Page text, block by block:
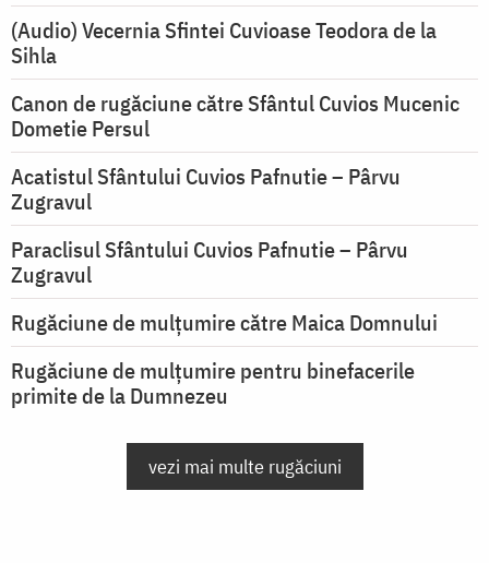
(Audio) Vecernia Sfintei Cuvioase Teodora de la
Sihla
Canon de rugăciune către Sfântul Cuvios Mucenic
Dometie Persul
Acatistul Sfântului Cuvios Pafnutie – Pârvu
Zugravul
Paraclisul Sfântului Cuvios Pafnutie – Pârvu
Zugravul
Rugăciune de mulţumire către Maica Domnului
Rugăciune de mulțumire pentru binefacerile
primite de la Dumnezeu
vezi mai multe rugăciuni